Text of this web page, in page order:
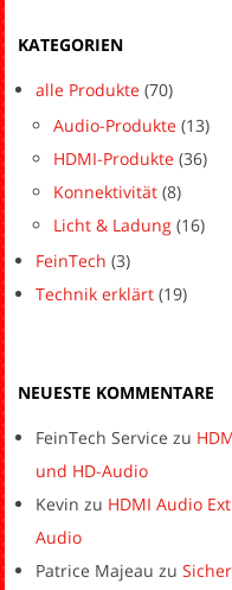
KATEGORIEN
alle Produkte (70)
Audio-Produkte (13)
HDMI-Produkte (36)
Konnektivität (8)
Licht & Ladung (16)
FeinTech (3)
Technik erklärt (19)
NEUESTE KOMMENTARE
FeinTech Service zu
und HD-Audio
Kevin zu HDMI Audio
Audio
Patrice Majeau zu